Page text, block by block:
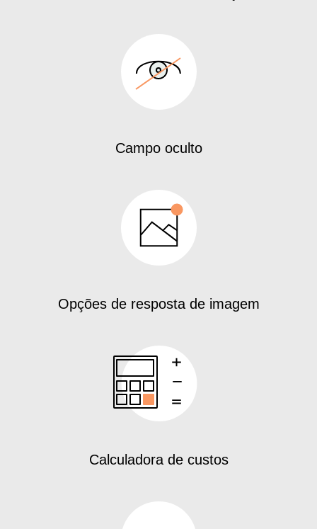
Campo oculto
Opções de resposta de imagem
Calculadora de custos